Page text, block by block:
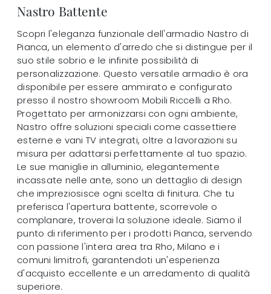
Nastro Battente
Scopri l'eleganza funzionale dell'armadio Nastro di
Pianca, un elemento d'arredo che si distingue per il
suo stile sobrio e le infinite possibilità di
personalizzazione. Questo versatile armadio è ora
disponibile per essere ammirato e configurato
presso il nostro showroom Mobili Riccelli a Rho.
Progettato per armonizzarsi con ogni ambiente,
Nastro offre soluzioni speciali come cassettiere
esterne e vani TV integrati, oltre a lavorazioni su
misura per adattarsi perfettamente al tuo spazio.
Le sue maniglie in alluminio, elegantemente
incassate nelle ante, sono un dettaglio di design
che impreziosisce ogni scelta di finitura. Che tu
preferisca l'apertura battente, scorrevole o
complanare, troverai la soluzione ideale. Siamo il
punto di riferimento per i prodotti Pianca, servendo
con passione l'intera area tra Rho, Milano e i
comuni limitrofi, garantendoti un'esperienza
d'acquisto eccellente e un arredamento di qualità
superiore.